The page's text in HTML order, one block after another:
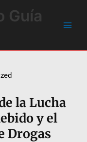
Guía
la Lucha
y el
Drogas